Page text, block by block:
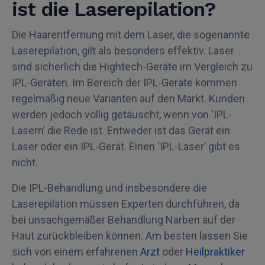
ist die Laserepilation?
Die Haarentfernung mit dem Laser, die sogenannte
Laserepilation, gilt als besonders effektiv. Laser
sind sicherlich die Hightech-Geräte im Vergleich zu
IPL-Geräten. Im Bereich der IPL-Geräte kommen
regelmäßig neue Varianten auf den Markt. Kunden
werden jedoch völlig getäuscht, wenn von ‘IPL-
Lasern’ die Rede ist. Entweder ist das Gerät ein
Laser oder ein IPL-Gerät. Einen ‘IPL-Laser’ gibt es
nicht.
Die IPL-Behandlung und insbesondere die
Laserepilation müssen Experten durchführen, da
bei unsachgemäßer Behandlung Narben auf der
Haut zurückbleiben können. Am besten lassen Sie
sich von einem erfahrenen Arzt oder Heilpraktiker